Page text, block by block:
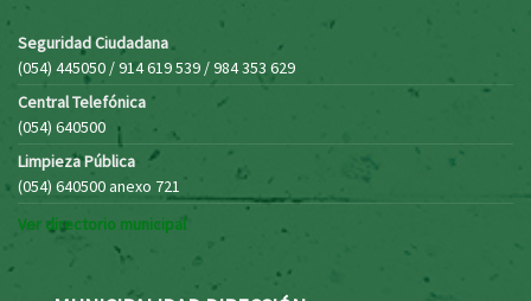
Seguridad Ciudadana
(054) 445050 / 914 619 539 / 984 353 629
Central Telefónica
(054) 640500
Limpieza Pública
(054) 640500 anexo 721
Ver directorio municipal